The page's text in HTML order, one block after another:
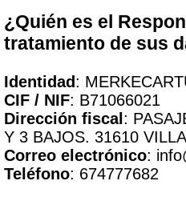
¿Quién es el
tratamiento de sus
Identidad:
CIF / NIF: B71066021
Dirección fiscal:
Y 3 BAJOS. 31610
Correo electrónico:
Teléfono: 674777682